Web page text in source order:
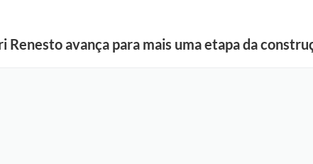
Renesto avança para mais uma etapa da